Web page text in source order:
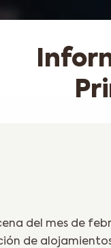
del mes de
de